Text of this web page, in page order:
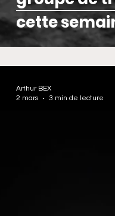
cette
Arthur BEX
2 mars
3 min de lecture